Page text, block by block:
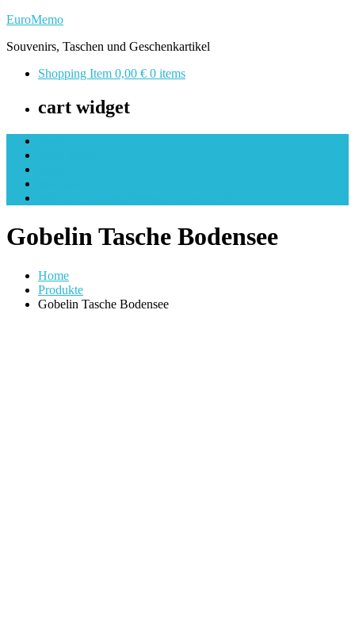
Skip
content
EuroMemo
Souvenirs, Taschen und Geschenkartikel
Shopping Item 0,00 € 0 items
cart widget
Gobelin Tasche Bodensee
Home
Produkte
Gobelin Tasche Bodensee